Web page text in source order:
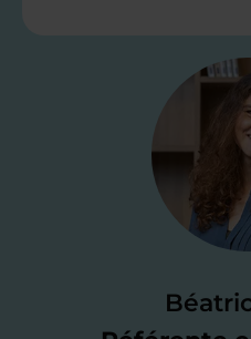
Je valide
test de
des programmes
me mettre à jour au